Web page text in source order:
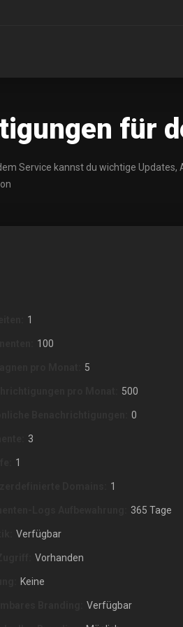
für
Service kannst du wichtige
1
100
5
500
0
3
1
1
365 Tage
Verfügbar
Vorhanden
Keine
Verfügbar